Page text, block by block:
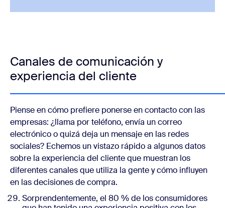
Canales de comunicación y
experiencia del cliente
Piense en cómo prefiere ponerse en contacto con las
empresas: ¿llama por teléfono, envía un correo
electrónico o quizá deja un mensaje en las redes
sociales? Echemos un vistazo rápido a algunos datos
sobre la experiencia del cliente que muestran los
diferentes canales que utiliza la gente y cómo influyen
en las decisiones de compra.
Sorprendentemente, el 80 % de los consumidores